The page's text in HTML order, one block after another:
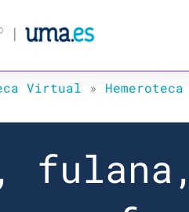
Virtual » Hemeroteca